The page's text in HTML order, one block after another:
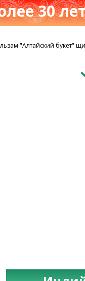
30
"Алтайский букет"